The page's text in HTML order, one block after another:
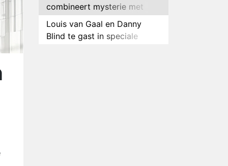
combineert mysterie met
romantie
Louis van Gaal en Danny
Blind te gast in speciale